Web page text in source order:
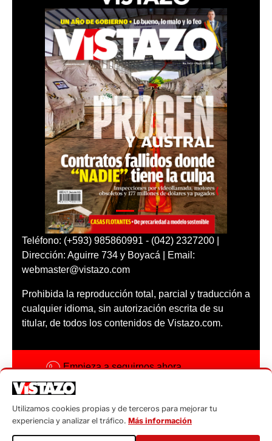
Teléfono: (+593) 985860991 - (042) 2327200 |
Dirección: Aguirre 734 y Boyacá | Email:
webmaster@vistazo.com
Prohibida la reproducción total, parcial y traducción a
cualquier idioma, sin autorización escrita de su
titular, de todos los contenidos de Vistazo.com.
Empieza a seguirnos ahora
Código ética
Sugerencias a:
Utilizamos cookies propias y de terceros para mejorar tu
experiencia y analizar el tráfico. Más información